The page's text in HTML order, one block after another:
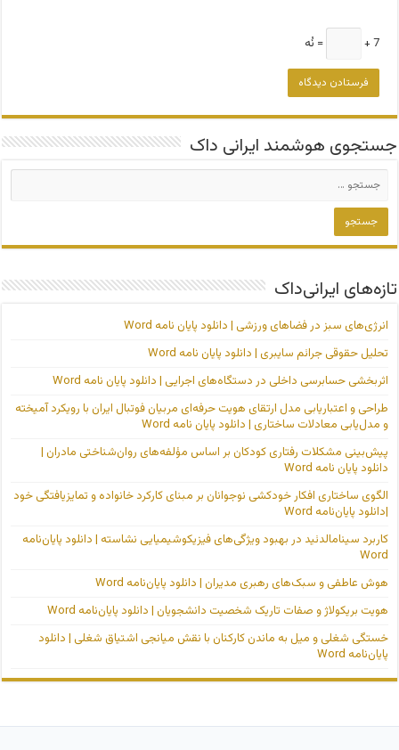
7 + = نُه
جستجوی هوشمند ایرانی داک
تازه‌های ایرانی‌داک
انرژی‌های سبز در فضاهای ورزشی | دانلود پایان نامه Word
تحلیل حقوقی جرائم سایبری | دانلود پایان نامه Word
اثربخشی حسابرسی داخلی در دستگاه‌های اجرایی | دانلود پایان نامه Word
طراحی و اعتباریابی مدل ارتقای هویت حرفه‌ای مربیان فوتبال ایران با رویکرد آمیخته
و مدل‌یابی معادلات ساختاری | دانلود پایان نامه Word
پیش‌بینی مشکلات رفتاری کودکان بر اساس مؤلفه‌های روان‌شناختی مادران |
دانلود پایان نامه Word
الگوی ساختاری افکار خودکشی نوجوانان بر مبنای کارکرد خانواده و تمایزیافتگی خود
|دانلود پایان‌نامه Word
کاربرد سینامالدئید در بهبود ویژگی‌های فیزیکوشیمیایی نشاسته | دانلود پایان‌نامه
Word
هوش عاطفی و سبک‌های رهبری مدیران | دانلود پایان‌نامه Word
هویت بریکولاژ و صفات تاریک شخصیت دانشجویان | دانلود پایان‌نامه Word
خستگی شغلی و میل به ماندن کارکنان با نقش میانجی اشتیاق شغلی | دانلود
پایان‌نامه Word